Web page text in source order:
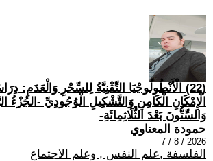
(22) الْأَنْطُولُوجْيَا التِّقْنِيَّةُ لِلسِّحْرِ وَالْعَدَمِ:
الْإِمْكَانِ الْكَامِنِ وَالتَّشْكِيلِ الْوُجُودِيِّ -الجُزْءُ
وَالسِّتُّونَ بَعْدَ الثَّلَاثِمِائَةِ-
حمودة المعناوي
2026 / 8 / 7
الفلسفة ,علم النفس , وعلم الاجتماع